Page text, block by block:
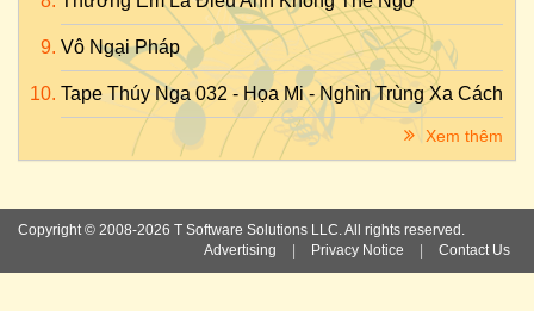
Vô Ngại Pháp
Tape Thúy Nga 032 - Họa Mi - Nghìn Trùng Xa Cách
Xem thêm
Copyright © 2008-2026 T Software Solutions LLC. All rights reserved.
Advertising
Privacy Notice Contact Us